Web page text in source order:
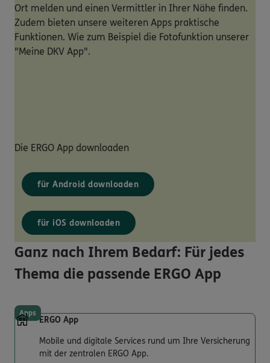
Ort melden und einen Vermittler in Ihrer Nähe finden.
Zudem bieten unsere weiteren Apps praktische
Funktionen. Wie zum Beispiel die Fotofunktion unserer
"Meine DKV App".
Die ERGO App downloaden
für Android downloaden
für iOS downloaden
Ganz nach Ihrem Bedarf: Für jedes
Thema die passende ERGO App
Apps
ERGO App
Mobile und digitale Services rund um Ihre Versicherung
mit der zentralen ERGO App.